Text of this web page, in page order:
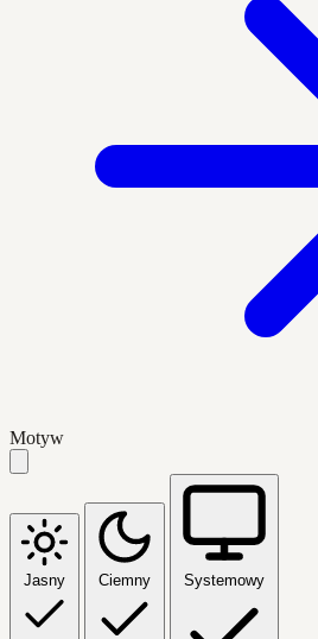
Motyw
Jasny Ciemny Systemowy